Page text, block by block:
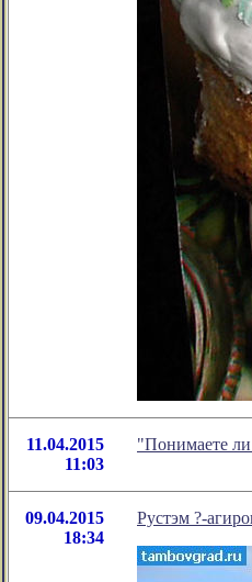
11.04.2015
11:03
"Понимаете
09.04.2015
18:34
Рустэм ?-